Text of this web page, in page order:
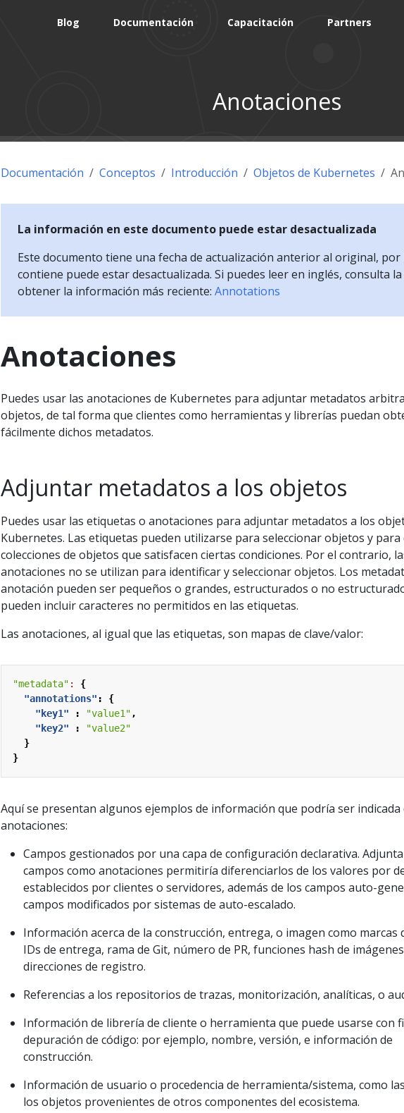
Blog Documentación Capacitación Partners
Anotaciones
Documentación Conceptos Introducción Objetos de Kubernetes
La información en este documento puede estar desactualizada
Este documento tiene una fecha de actualización anterior al original,
contiene puede estar desactualizada. Si puedes leer en inglés, consulta
obtener la información más reciente: Annotations
Anotaciones
Puedes usar las anotaciones de Kubernetes para adjuntar metadatos
objetos, de tal forma que clientes como herramientas y librerías puedan
fácilmente dichos metadatos.
Adjuntar metadatos a los objetos
Puedes usar las etiquetas o anotaciones para adjuntar metadatos a los
Kubernetes. Las etiquetas pueden utilizarse para seleccionar objetos y
colecciones de objetos que satisfacen ciertas condiciones. Por el contrario,
anotaciones no se utilizan para identificar y seleccionar objetos. Los
anotación pueden ser pequeños o grandes, estructurados o no
pueden incluir caracteres no permitidos en las etiquetas.
Las anotaciones, al igual que las etiquetas, son mapas de clave/valor:
"metadata" :
{
"annotations" :
{
"key1"
: "value1" ,
"key2"
:
"value2"
}
}
Aquí se presentan algunos ejemplos de información que podría ser indicada
anotaciones:
Campos gestionados por una capa de configuración declarativa.
campos como anotaciones permitiría diferenciarlos de los valores por
establecidos por clientes o servidores, además de los campos auto-
campos modificados por sistemas de auto-escalado.
Información acerca de la construcción, entrega, o imagen como marcas
IDs de entrega, rama de Git, número de PR, funciones hash de
direcciones de registro.
Referencias a los repositorios de trazas, monitorización, analíticas, o
Información de librería de cliente o herramienta que puede usarse con
depuración de código: por ejemplo, nombre, versión, e información de
construcción.
Información de usuario o procedencia de herramienta/sistema, como
los objetos provenientes de otros componentes del ecosistema.